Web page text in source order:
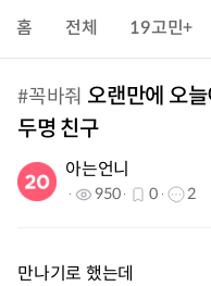
홈 전체 19고민+
#꼭바줘 오랜만에 오
두명 친구
아는언니
950 0 2
만나기로 했는데